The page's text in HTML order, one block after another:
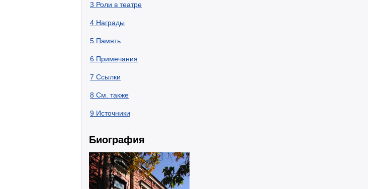
3 Роли в театре
4 Награды
5 Память
6 Примечания
7 Ссылки
8 См. также
9 Источники
Биография